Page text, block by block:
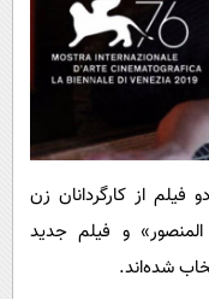
دو فیلم از کارگردانان زن
و فیلم جدید
شده‌اند.